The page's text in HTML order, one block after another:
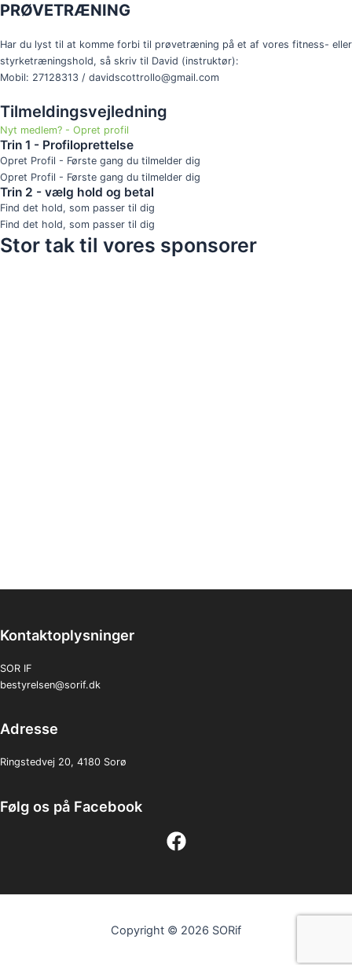
PRØVETRÆNING
Har du lyst til at komme forbi til prøvetræning på et af vores fitness- eller
styrketræningshold, så skriv til David (instruktør):
Mobil: 27128313 / davidscottrollo@gmail.com
Tilmeldingsvejledning
Nyt medlem? - Opret profil
Trin 1 - Profiloprettelse
Opret Profil - Første gang du tilmelder dig
Opret Profil - Første gang du tilmelder dig
Trin 2 - vælg hold og betal
Find det hold, som passer til dig
Find det hold, som passer til dig
Stor tak til vores sponsorer
Kontaktoplysninger
SOR IF
bestyrelsen@sorif.dk
Adresse
Ringstedvej 20, 4180 Sorø
Følg os på Facebook
Copyright © 2026 SORif